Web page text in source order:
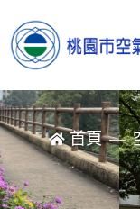
首頁